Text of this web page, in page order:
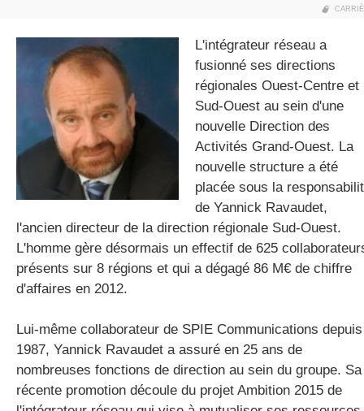
gratuite
L'intégrateur réseau a
fusionné ses directions
régionales Ouest-Centre et
Sud-Ouest au sein d'une
nouvelle Direction des
Activités Grand-Ouest. La
nouvelle structure a été
placée sous la
de Yannick Ravaudet,
l'ancien directeur de la direction régionale Sud-Ouest.
L'homme gère désormais un effectif de 625
présents sur 8 régions et qui a dégagé 86 M€ de chiffre
d'affaires en 2012.
Lui-même collaborateur de SPIE Communications depuis
1987, Yannick Ravaudet a assuré en 25 ans de
nombreuses fonctions de direction au sein du groupe. Sa
récente promotion découle du projet Ambition 2015 de